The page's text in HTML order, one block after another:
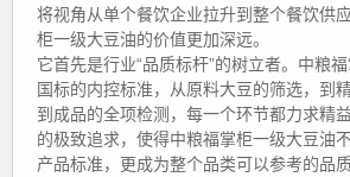
将视角从单个餐饮企业拉升到整个餐饮供
柜一级大豆油的价值更加深远。
它首先是行业“品质标杆”的树立者。中粮
国标的内控标准，从原料大豆的筛选，到
到成品的全项检测，每一个环节都力求精
的极致追求，使得中粮福掌柜一级大豆油
产品标准，更成为整个品类可以参考的品